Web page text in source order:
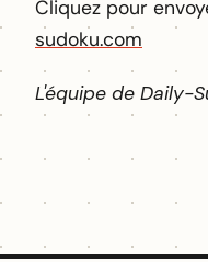
Cliquez pour
sudoku.com
L'équipe de Daily-